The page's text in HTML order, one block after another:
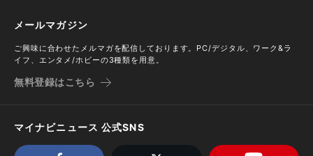
メールマガジン
ご興味に合わせたメルマガを配信しております。PC/デジタル、ワーク&ラ
イフ、エンタメ/ホビーの3種類を用意。
無料登録はこちら
マイナビニュース 公式SNS